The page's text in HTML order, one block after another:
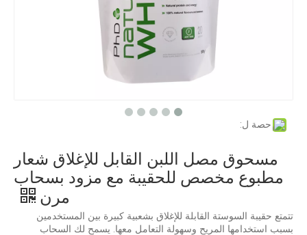
حصة ل:
مسحوق مصل اللبن القابل للإغلاق شعار
مطبوع مخصص للحقيبة مع مزود بسحاب
مرن
تتمتع حقيبة السوستة القابلة للإغلاق بشعبية كبيرة بين المستخدمين
بسبب استخدامها المريح وسهولة التعامل معها. يسمح لك السحاب